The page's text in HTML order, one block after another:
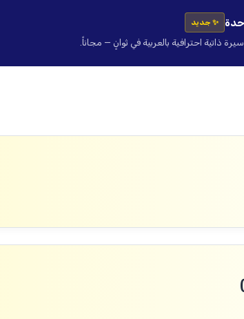
✨ جديد
ذاتية احترافية بالعربية في ثوانٍ — مجاناً.